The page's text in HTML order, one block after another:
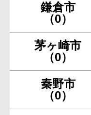
鎌倉市
（0）
茅ヶ崎市
（0）
秦野市
（0）